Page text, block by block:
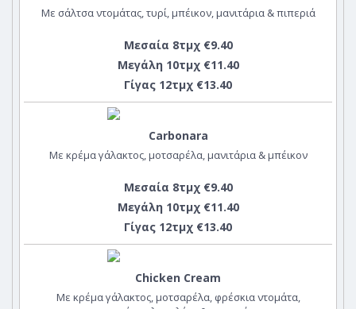
Με σάλτσα ντομάτας, τυρί, μπέικον, μανιτάρια & πιπεριά
Μεσαία 8τμχ €9.40
Μεγάλη 10τμχ €11.40
Γίγας 12τμχ €13.40
Carbonara
Με κρέμα γάλακτος, μοτσαρέλα, μανιτάρια & μπέικον
Μεσαία 8τμχ €9.40
Μεγάλη 10τμχ €11.40
Γίγας 12τμχ €13.40
Chicken Cream
Με κρέμα γάλακτος, μοτσαρέλα, φρέσκια ντομάτα,